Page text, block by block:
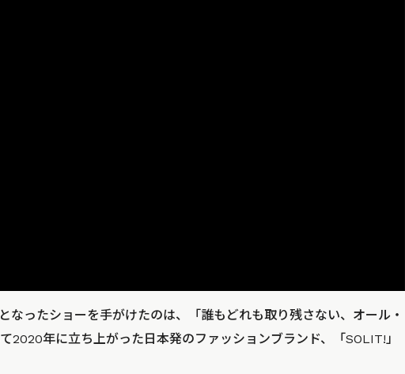
なったショーを手がけたのは、「誰もどれも取り残さない、オール・
2020年に立ち上がった日本発のファッションブランド、「SOLIT!」